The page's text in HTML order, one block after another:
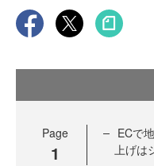
Page
1
ECで
上げは